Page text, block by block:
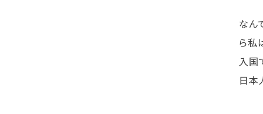
なん
ら私
入国
日本